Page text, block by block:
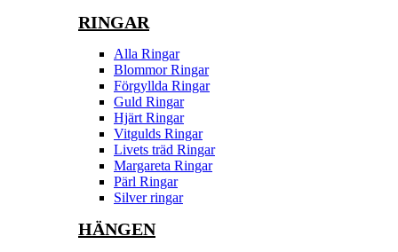
RINGAR
Alla Ringar
Blommor Ringar
Förgyllda Ringar
Guld Ringar
Hjärt Ringar
Vitgulds Ringar
Livets träd Ringar
Margareta Ringar
Pärl Ringar
Silver ringar
HÄNGEN